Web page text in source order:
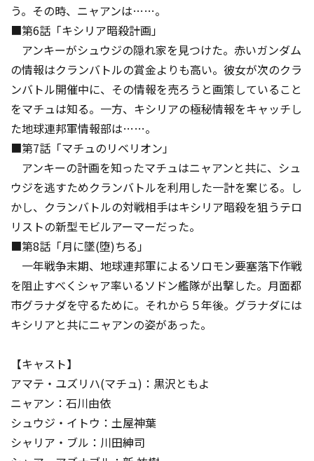
う。その時、ニャアンは……。
■第6話「キシリア暗殺計画」
アンキーがシュウジの隠れ家を見つけた。赤いガンダム
の情報はクランバトルの賞金よりも高い。彼女が次のクラ
ンバトル開催中に、その情報を売ろうと画策していること
をマチュは知る。一方、キシリアの極秘情報をキャッチし
た地球連邦軍情報部は……。
■第7話「マチュのリベリオン」
アンキーの計画を知ったマチュはニャアンと共に、シュ
ウジを逃すためクランバトルを利用した一計を案じる。し
かし、クランバトルの対戦相手はキシリア暗殺を狙うテロ
リストの新型モビルアーマーだった。
■第8話「月に墜(堕)ちる」
一年戦争末期、地球連邦軍によるソロモン要塞落下作戦
を阻止すべくシャア率いるソドン艦隊が出撃した。月面都
市グラナダを守るために。それから５年後。グラナダには
キシリアと共にニャアンの姿があった。
【キャスト】
アマテ・ユズリハ(マチュ)：黒沢ともよ
ニャアン：石川由依
シュウジ・イトウ：土屋神葉
シャリア・ブル：川田紳司